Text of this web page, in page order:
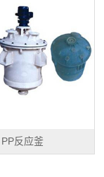
PP反应釜